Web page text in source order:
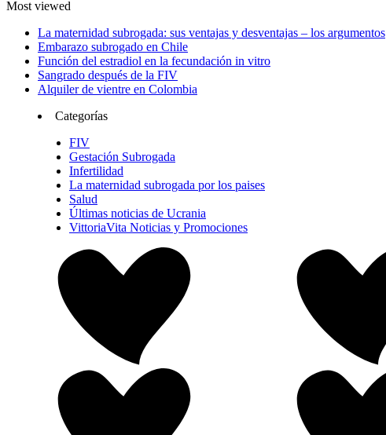
Most viewed
La maternidad subrogada: sus ventajas y desventajas – los argumentos
Embarazo subrogado en Chile
Función del estradiol en la fecundación in vitro
Sangrado después de la FIV
Alquiler de vientre en Colombia
Categorías
FIV
Gestación Subrogada
Infertilidad
La maternidad subrogada por los paises
Salud
Últimas noticias de Ucrania
VittoriaVita Noticias y Promociones